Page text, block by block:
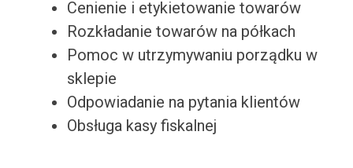
Cenienie i etykietowanie towarów
Rozkładanie towarów na półkach
Pomoc w utrzymywaniu porządku w
sklepie
Odpowiadanie na pytania klientów
Obsługa kasy fiskalnej